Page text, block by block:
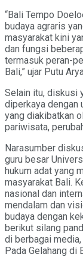
“Bali Tempo
budaya agraris
masyarakat kini
dan fungsi
termasuk peran-
Bali,” ujar Putu
Selain itu, diskusi
diperkaya dengan
yang diakibatkan
pariwisata,
Narasumber
guru besar
hukum adat yang
masyarakat Bali.
nasional dan
mendalam dan
budaya dengan
berikut silang
di berbagai
Pada Gelahang di